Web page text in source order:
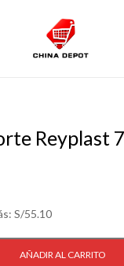
Reyplast
S/55.10
AÑADIR AL CARRITO